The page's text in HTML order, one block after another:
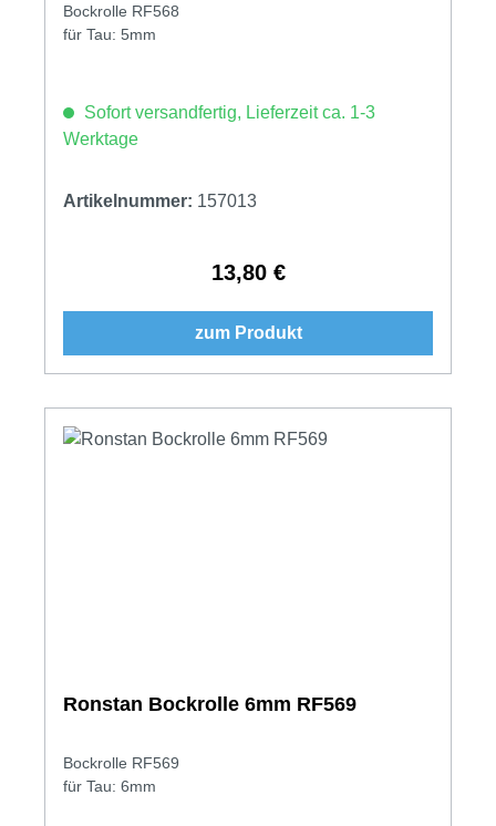
Bockrolle RF568
für Tau: 5mm
Sofort versandfertig, Lieferzeit ca. 1-3
Werktage
Artikelnummer: 157013
Regulärer Preis:
13,80 €
zum Produkt
Ronstan Bockrolle 6mm RF569
Bockrolle RF569
für Tau: 6mm